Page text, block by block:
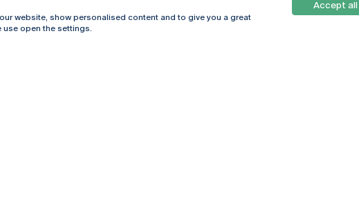
Online
website, show personalised content and to give you a great
use open the settings.
Accept all